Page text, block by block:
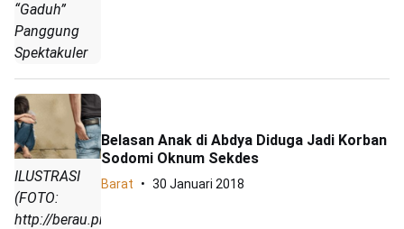
“Gaduh”
Panggung
Spektakuler
ILUSTRASI
(FOTO:
http://berau.prokal.co)
Belasan Anak di Abdya Diduga Jadi Korban
Sodomi Oknum Sekdes
Barat 30 Januari 2018